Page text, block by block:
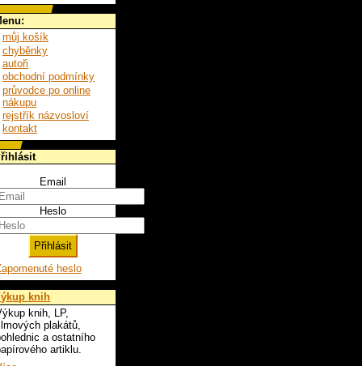
můj košík
chyběnky
autoři
obchodní podmínky
průvodce po online
nákupu
rejstřík názvosloví
kontakt
Email
Heslo
heslo
knih
knih, LP,
plakátů,
a ostatního
artiklu.